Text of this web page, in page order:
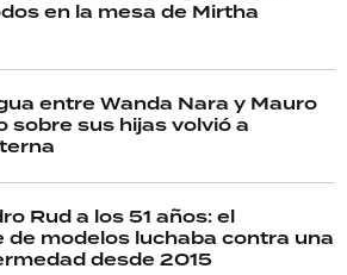
en la mesa de Mirtha
entre Wanda Nara y Mauro
sobre sus hijas volvió a
Rud a los 51 años: el
modelos luchaba contra una
desde 2015